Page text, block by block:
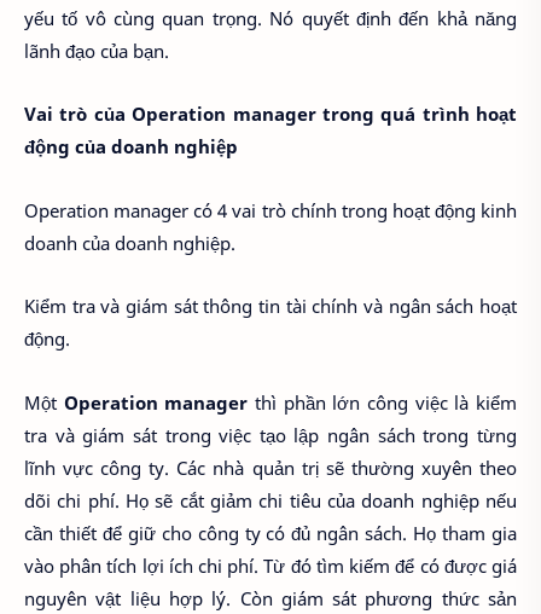
yếu tố vô cùng quan trọng. Nó quyết định đến khả năng
lãnh đạo của bạn.
Vai trò của Operation manager trong quá trình hoạt
động của doanh nghiệp
Operation manager có 4 vai trò chính trong hoạt động kinh
doanh của doanh nghiệp.
Kiểm tra và giám sát thông tin tài chính và ngân sách hoạt
động.
Một Operation manager thì phần lớn công việc là kiểm
tra và giám sát trong việc tạo lập ngân sách trong từng
lĩnh vực công ty. Các nhà quản trị sẽ thường xuyên theo
dõi chi phí. Họ sẽ cắt giảm chi tiêu của doanh nghiệp nếu
cần thiết để giữ cho công ty có đủ ngân sách. Họ tham gia
vào phân tích lợi ích chi phí. Từ đó tìm kiếm để có được giá
nguyên vật liệu hợp lý. Còn giám sát phương thức sản